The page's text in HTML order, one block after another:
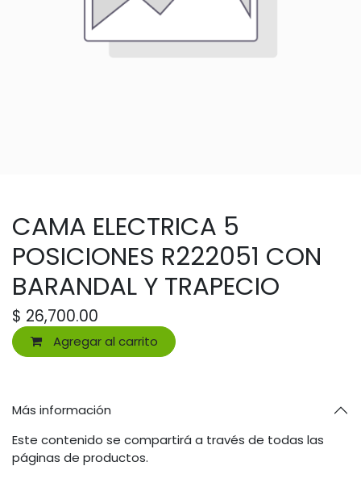
CAMA ELECTRICA 5
POSICIONES R222051 CON
BARANDAL Y TRAPECIO
$ 26,700.00
Agregar al carrito
Más información
Este contenido se compartirá a través de todas las
páginas de productos.